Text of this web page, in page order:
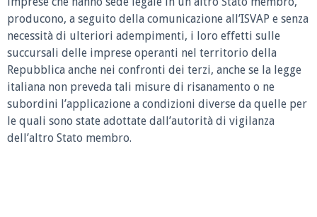
producono, a seguito della comunicazione all’ISVAP e senza
necessità di ulteriori adempimenti, i loro effetti sulle
succursali delle imprese operanti nel territorio della
Repubblica anche nei confronti dei terzi, anche se la legge
italiana non preveda tali misure di risanamento o ne
subordini l’applicazione a condizioni diverse da quelle per
le quali sono state adottate dall’autorità di vigilanza
dell’altro Stato membro.